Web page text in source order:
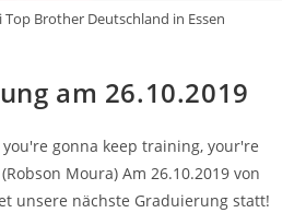
Brother Deutschland in Essen
am 26.10.2019
you're gonna keep training, your're
Moura) Am 26.10.2019 von
unsere nächste Graduierung statt!